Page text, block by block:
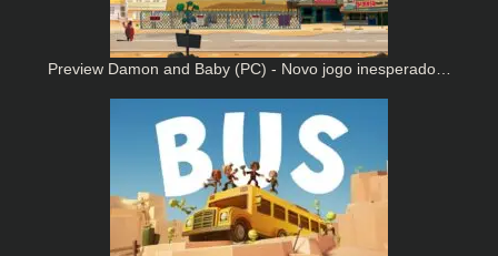
Preview Damon and Baby (PC) - Novo jogo inesperado…